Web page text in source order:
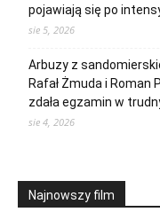
pojawiają się po
sie 5, 2026
Arbuzy z
Rafał Żmuda i
zdała egzamin w
sie 4, 2026
Najnowszy film